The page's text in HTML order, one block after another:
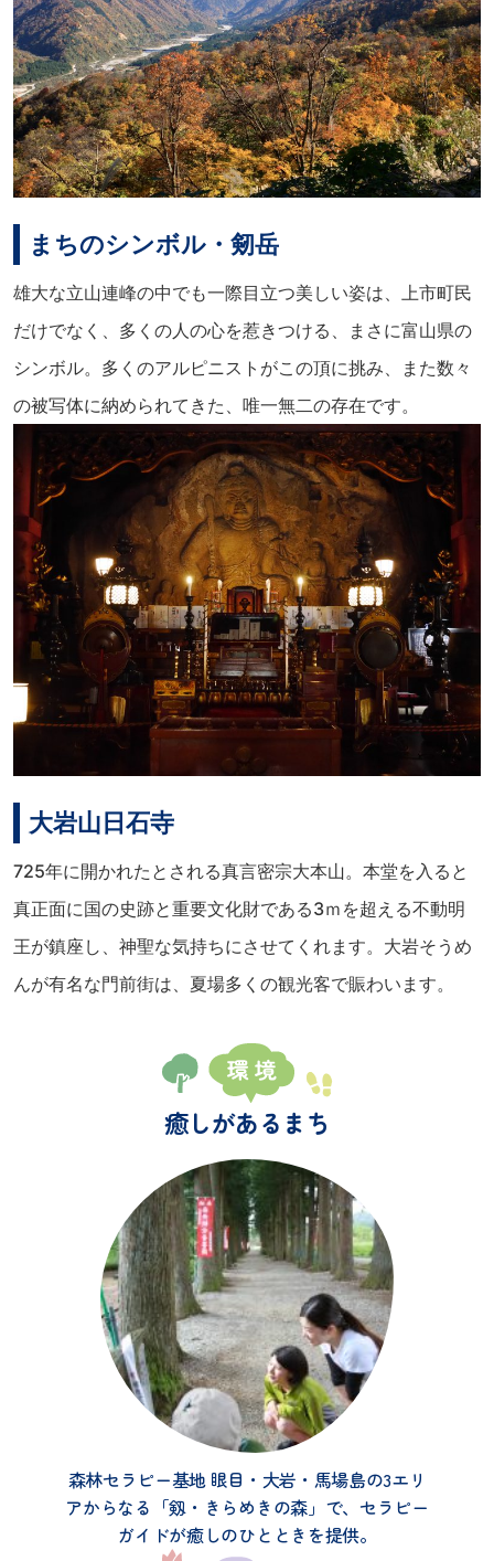
まちのシンボル・剱岳
雄大な立山連峰の中でも一際目立つ美しい姿は、上市町民
だけでなく、多くの人の心を惹きつける、まさに富山県の
シンボル。多くのアルピニストがこの頂に挑み、また数々
の被写体に納められてきた、唯一無二の存在です。
大岩山日石寺
725年に開かれたとされる真言密宗大本山。本堂を入ると
真正面に国の史跡と重要文化財である3ｍを超える不動明
王が鎮座し、神聖な気持ちにさせてくれます。大岩そうめ
んが有名な門前街は、夏場多くの観光客で賑わいます。
癒しがあるまち
森林セラピー基地 眼目・大岩・馬場島の3エリ
アからなる「剱・きらめきの森」で、セラピー
ガイドが癒しのひとときを提供。